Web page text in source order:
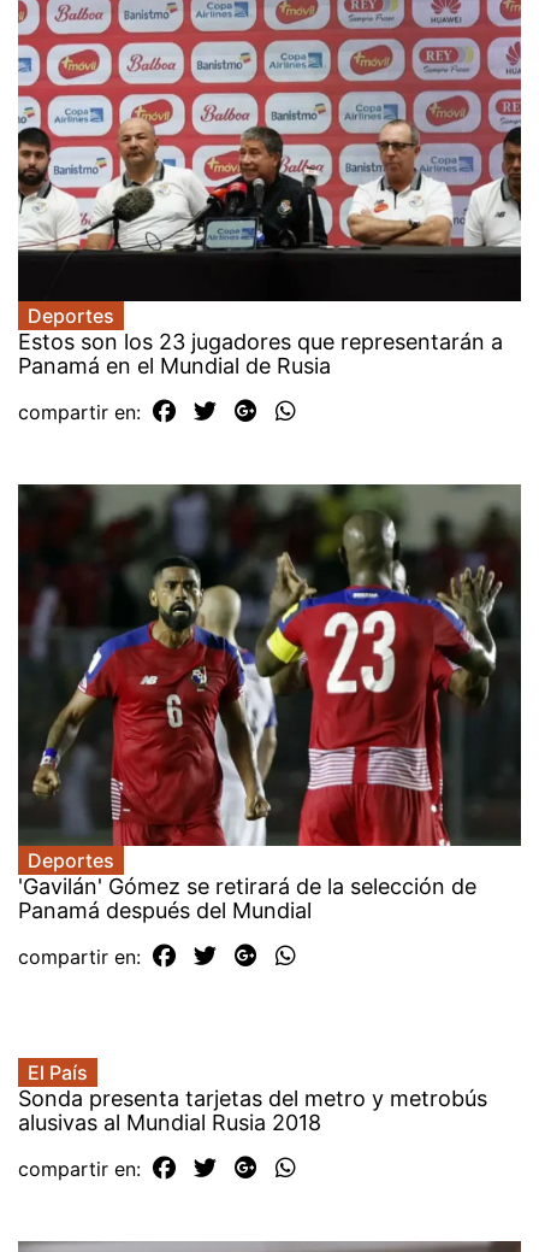
Deportes
Estos son los 23 jugadores que representarán a
Panamá en el Mundial de Rusia
compartir en:
Deportes
'Gavilán' Gómez se retirará de la selección de
Panamá después del Mundial
compartir en:
El País
Sonda presenta tarjetas del metro y metrobús
alusivas al Mundial Rusia 2018
compartir en: